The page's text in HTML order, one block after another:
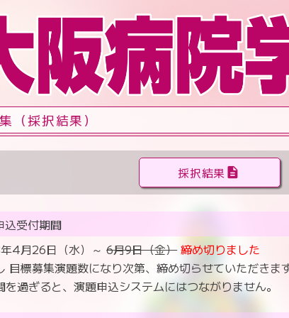
（採択結果）
採択結果 description
込受付期間
4月26日（水）～6月9日（金） 締め切りました
目標募集演題数になり次第、締め切らせていただきま
を過ぎると、演題申込システムにはつながりません。